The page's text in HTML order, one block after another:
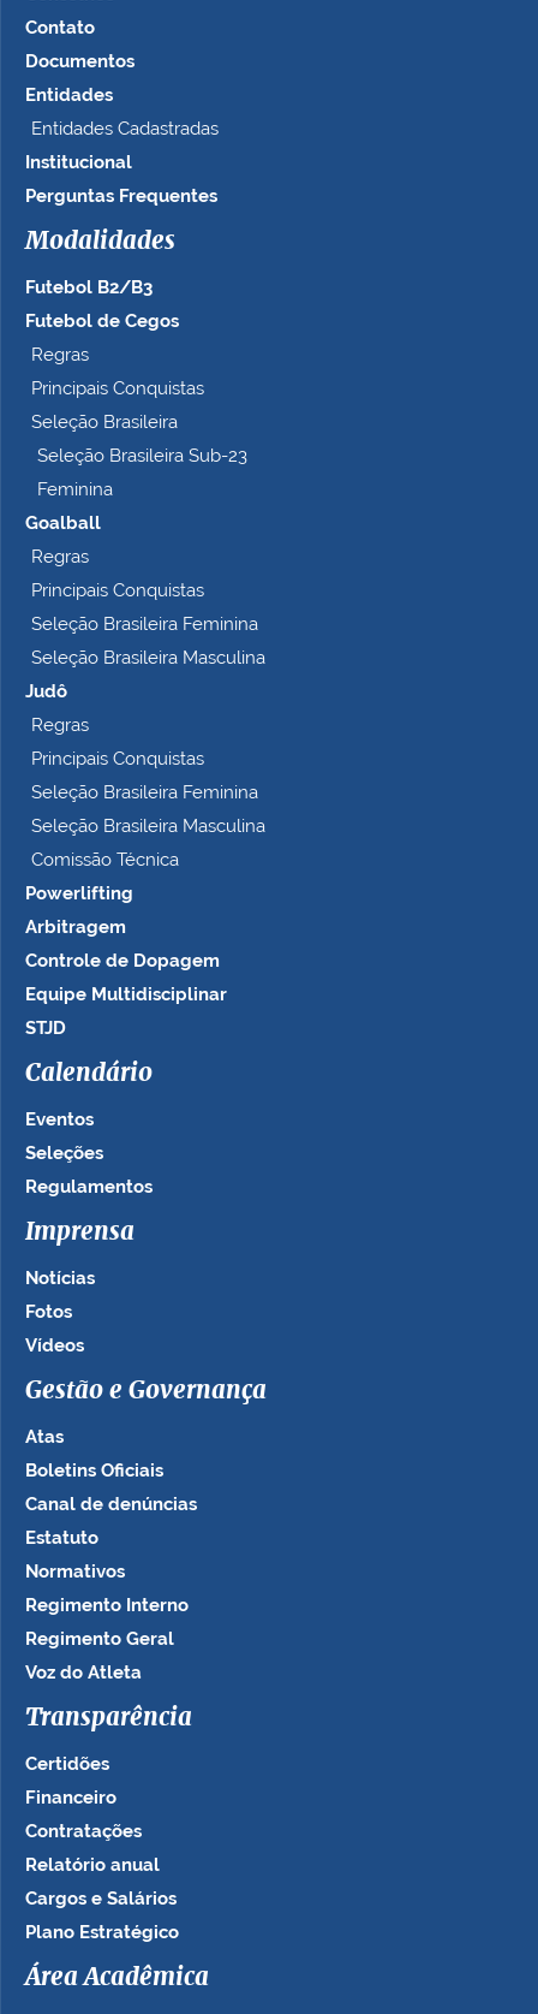
o
t
a
n
o
o
m
e
t
Contato
Documentos
Entidades
Entidades Cadastradas
Institucional
Perguntas Frequentes
Modalidades
Futebol B2/B3
Futebol de Cegos
Regras
Principais Conquistas
Seleção Brasileira
Seleção Brasileira Sub-23
Feminina
Goalball
Regras
Principais Conquistas
Seleção Brasileira Feminina
Seleção Brasileira Masculina
Judô
Regras
Principais Conquistas
Seleção Brasileira Feminina
Seleção Brasileira Masculina
Comissão Técnica
Powerlifting
Arbitragem
Controle de Dopagem
Equipe Multidisciplinar
STJD
Calendário
Eventos
Seleções
Regulamentos
Imprensa
Notícias
Fotos
Vídeos
Gestão e Governança
Atas
Boletins Oficiais
Canal de denúncias
Estatuto
Normativos
Regimento Interno
Regimento Geral
Voz do Atleta
Transparência
Certidões
Financeiro
Contratações
Relatório anual
Cargos e Salários
Plano Estratégico
Área Acadêmica